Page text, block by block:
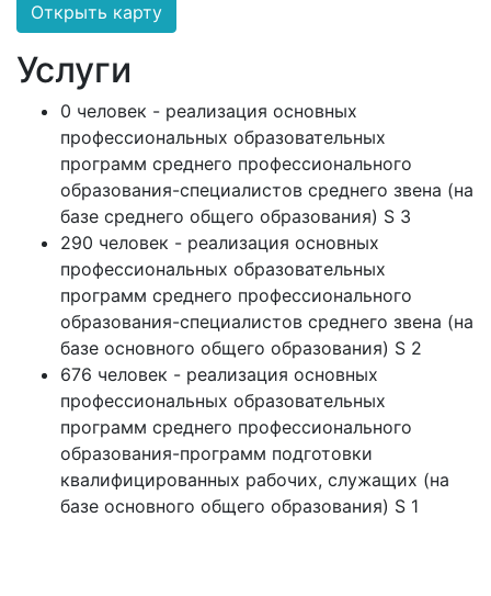
Открыть карту
Услуги
0 человек - реализация основных
профессиональных образовательных
программ среднего профессионального
образования-специалистов среднего звена (на
базе среднего общего образования) S 3
290 человек - реализация основных
профессиональных образовательных
программ среднего профессионального
образования-специалистов среднего звена (на
базе основного общего образования) S 2
676 человек - реализация основных
профессиональных образовательных
программ среднего профессионального
образования-программ подготовки
квалифицированных рабочих, служащих (на
базе основного общего образования) S 1